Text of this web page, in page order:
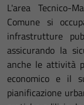
L'area Tecnico-
Comune si
infrastrutture
assicurando la
anche le attività
economico e il
pianificazione